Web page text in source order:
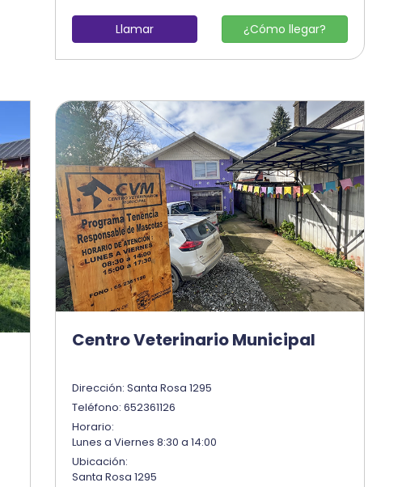
Llamar ¿Cómo llegar?
Centro Veterinario Municipal
Dirección: Santa Rosa 1295
Teléfono: 652361126
Horario:
Lunes a Viernes 8:30 a 14:00
Ubicación:
Santa Rosa 1295